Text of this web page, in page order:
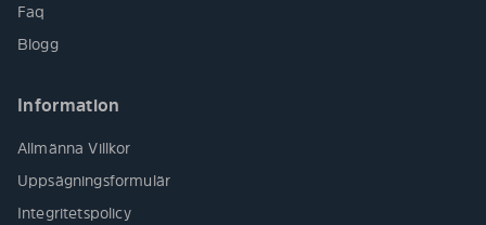
Faq
Blogg
Information
Allmänna Villkor
Uppsägningsformulär
Integritetspolicy